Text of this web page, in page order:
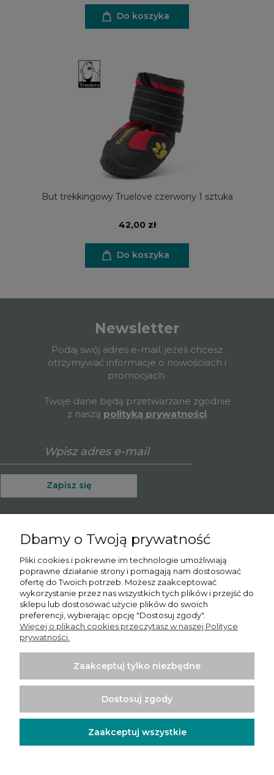
Do koszyka
But trekkingowy Truelove czerwony 1 sztuka
42,00 zł
Do koszyka
Newsletter
Podaj swój adres e-mail, jeżeli chcesz
otrzymywać informacje o nowościach i
promocjach.
Twoje dane będą przetwarzane zgodnie
z naszą polityką prywatności
Zapisz się
Informacje
Moje konto
Płatności i dostawa
Potrzebujesz pomocy? Skontaktuj się z nami!
780065102
sprzedaz@psishop.pl
Projekt i wykonanie:Ecommercy.pl
Dbamy o Twoją prywatność
Pliki cookies i pokrewne im technologie umożliwiają
poprawne działanie strony i pomagają nam dostosować
ofertę do Twoich potrzeb. Możesz zaakceptować
wykorzystanie przez nas wszystkich tych plików i przejść do
sklepu lub dostosować użycie plików do swoich
preferencji, wybierając opcję "Dostosuj zgody".
Więcej o plikach cookies przeczytasz w naszej Polityce
prywatności.
Zaakceptuj tylko niezbędne
Dostosuj zgody
Zaakceptuj wszystkie